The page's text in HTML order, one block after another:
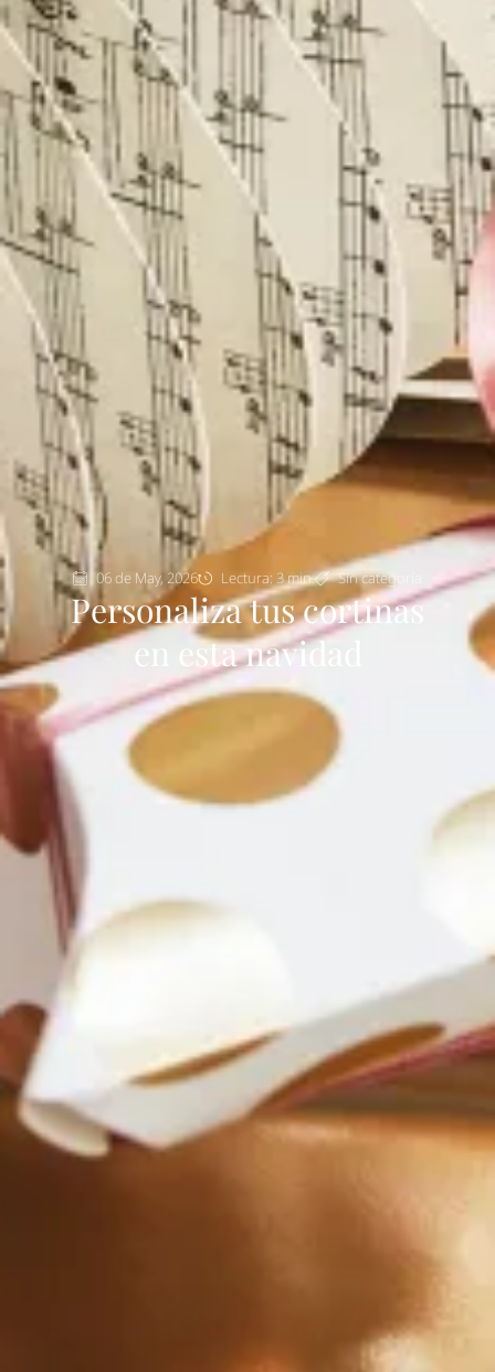
06 de May, 2026 Lectura: 3 min. Sin categoría
Personaliza tus cortinas
en esta navidad